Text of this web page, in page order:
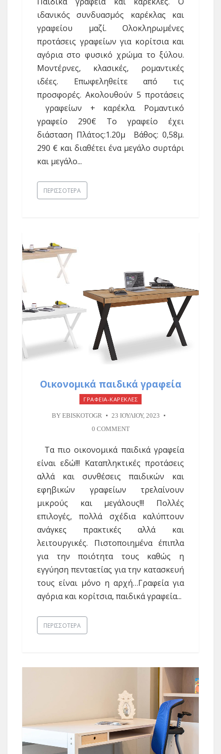
ιδανικός συνδυασμός καρέκλας και
γραφείου μαζί. Ολοκληρωμένες
προτάσεις γραφείων για κορίτσια και
αγόρια στο φυσικό χρώμα το ξύλου.
Μοντέρνες, κλασικές, ρομαντικές
ιδέες. Επωφεληθείτε από τις
προσφορές. Ακολουθούν 5 προτάσεις
γραφείων + καρέκλα. Ρομαντικό
γραφείο 290€ Το γραφείο έχει
διάσταση Πλάτος:1.20μ Βάθος: 0,58μ.
290 € και διαθέτει ένα μεγάλο συρτάρι
και μεγάλο...
ΠΕΡΙΣΣΌΤΕΡΑ
Οικονομικά παιδικά γραφεία
ΓΡΑΦΕΙΑ-ΚΑΡΕΚΛΕΣ
BY EBISKOTOGR
23 ΙΟΥΛΊΟΥ, 2023
0 COMMENT
Τα πιο οικονομικά παιδικά γραφεία
είναι εδώ!!! Καταπληκτικές προτάσεις
αλλά και συνθέσεις παιδικών και
εφηβικών γραφείων τρελαίνουν
μικρούς και μεγάλους!!! Πολλές
επιλογές, πολλά σχέδια καλύπτουν
ανάγκες πρακτικές αλλά και
λειτουργικές. Πιστοποιημένα έπιπλα
για την ποιότητα τους καθώς η
εγγύηση πενταετίας για την κατασκευή
τους είναι μόνο η αρχή…Γραφεία για
αγόρια και κορίτσια, παιδικά γραφεία...
ΠΕΡΙΣΣΌΤΕΡΑ